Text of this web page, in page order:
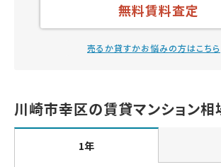
無料賃料査定
売るか貸すかお悩みの方はこちら
川崎市幸区の賃貸マンション相
1年